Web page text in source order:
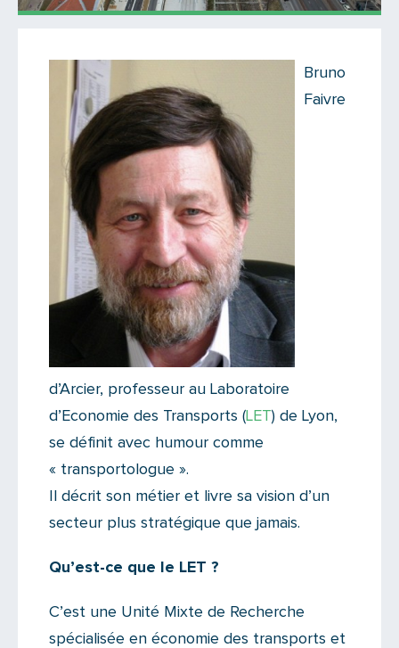
Il n'y a aucun commentaire...
Ajoutez le vôtre
Bruno
Faivre
d’Arcier, professeur au Laboratoire
d’Economie des Transports (LET) de Lyon,
se définit avec humour comme
« transportologue ».
Il décrit son métier et livre sa vision d’un
secteur plus stratégique que jamais.
Qu’est-ce que le LET ?
C’est une Unité Mixte de Recherche
spécialisée en économie des transports et